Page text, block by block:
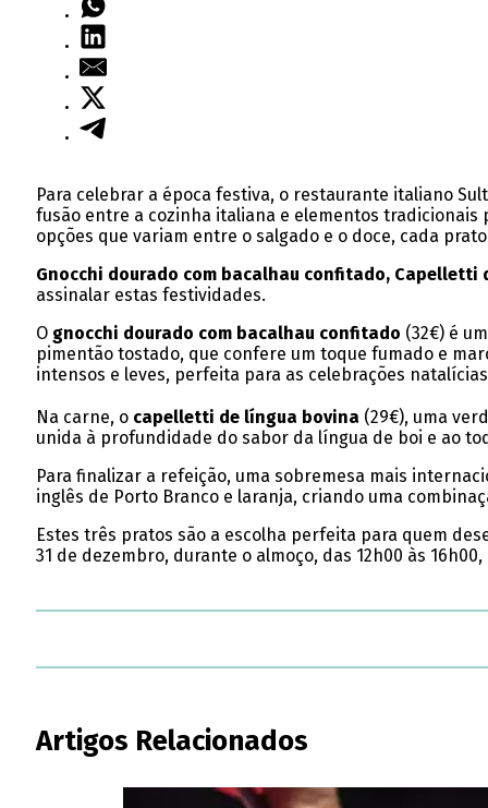
Para celebrar a época festiva, o restaurante italiano
fusão entre a cozinha italiana e elementos
opções que variam entre o salgado e o doce, cada
Gnocchi dourado com bacalhau confitado, Capelletti
assinalar estas festividades.
O gnocchi dourado com bacalhau confitado (32€) é
pimentão tostado, que confere um toque fumado e
intensos e leves, perfeita para as celebrações
Na carne, o capelletti de língua bovina (29€), uma
unida à profundidade do sabor da língua de boi e ao
Para finalizar a refeição, uma sobremesa mais
inglês de Porto Branco e laranja, criando uma
Estes três pratos são a escolha perfeita para quem
31 de dezembro, durante o almoço, das 12h00 às
Artigos Relacionados